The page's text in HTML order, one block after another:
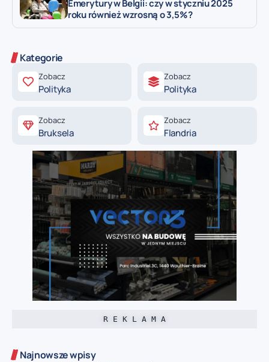
Emerytury w Belgii: czy w styczniu 2025
roku również wzrosną o 3,5%?
Kategorie
Zobacz
Polityka
Zobacz
Polityka
Zobacz
Bruksela
Zobacz
Flandria
R E K L A M A
Najnowsze wpisy